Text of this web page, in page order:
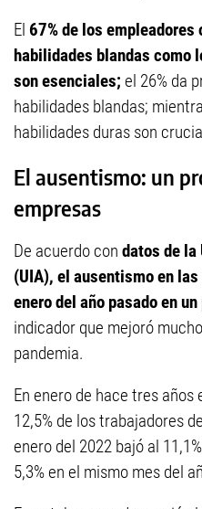
El 67% de los
habilidades blandas como
son esenciales; el 26% da
habilidades blandas;
habilidades duras son
El ausentismo: un
empresas
De acuerdo con datos de
(UIA), el ausentismo en
enero del año pasado en
indicador que mejoró
pandemia.
En enero de hace tres
12,5% de los trabajadores
enero del 2022 bajó al
5,3% en el mismo mes del